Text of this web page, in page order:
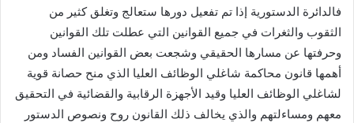
فالدائرة الدستورية إذا تم تفعيل دورها ستعالج وتغلق كثير من
الثقوب والثغرات في جميع القوانين التي عطلت تلك القوانين
وحرفتها عن مسارها الحقيقي وشجعت بعض القوانين الفساد ومن
أهمها قانون محاكمة شاغلي الوظائف العليا الذي منح حصانة قوية
لشاغلي الوظائف العليا وقيد الأجهزة الرقابية والقضائية في التحقيق
معهم ومساءلتهم والذي يخالف ذلك القانون روح ونصوص الدستور